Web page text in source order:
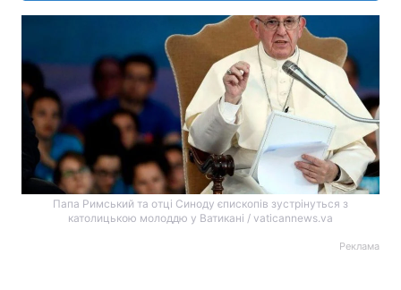
Папа Римський та отці Синоду єпископів зустрінуться з
католицькою молоддю у Ватикані / vaticannews.va
Реклама